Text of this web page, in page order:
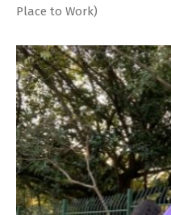
Place to Work)